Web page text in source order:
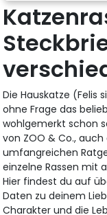
Die Hauskatze (Felis
ohne Frage das
wohlgemerkt schon
von ZOO & Co.,
umfangreichen
einzelne Rassen mit
Hier findest du auf
Daten zu deinem
Charakter und die